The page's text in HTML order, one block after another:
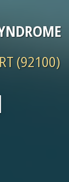
(92100)